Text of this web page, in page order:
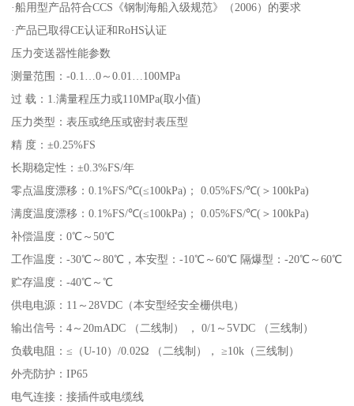
·船用型产品符合CCS《钢制海船入级规范》（2006）的要求
·产品已取得CE认证和RoHS认证
压力变送器性能参数
测量范围：-0.1…0～0.01…100MPa
过 载：1.满量程压力或110MPa(取小值)
压力类型：表压或绝压或密封表压型
精 度：±0.25%FS
长期稳定性：±0.3%FS/年
零点温度漂移：0.1%FS/℃(≤100kPa)； 0.05%FS/℃(＞100kPa)
满度温度漂移：0.1%FS/℃(≤100kPa)； 0.05%FS/℃(＞100kPa)
补偿温度：0℃～50℃
工作温度：-30℃～80℃，本安型：-10℃～60℃ 隔爆型：-20℃～60℃
贮存温度：-40℃～℃
供电电源：11～28VDC（本安型经安全栅供电）
输出信号：4～20mADC （二线制） ， 0/1～5VDC （三线制）
负载电阻：≤（U-10）/0.02Ω （二线制）， ≥10k（三线制）
外壳防护：IP65
电气连接：接插件或电缆线